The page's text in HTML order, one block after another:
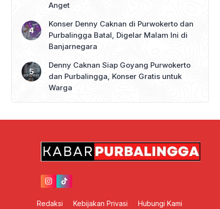
Anget
Konser Denny Caknan di Purwokerto dan
Purbalingga Batal, Digelar Malam Ini di
Banjarnegara
Denny Caknan Siap Goyang Purwokerto
dan Purbalingga, Konser Gratis untuk
Warga
Redaksi Kebijakan Privasi Hubungi Kami